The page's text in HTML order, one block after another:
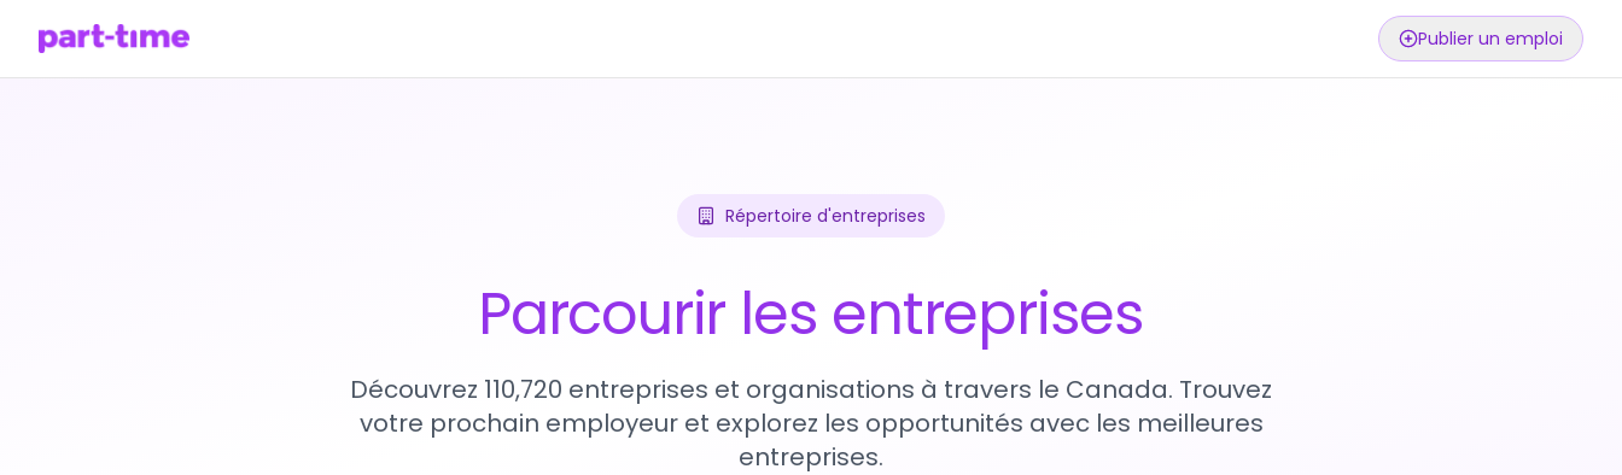
Publier un emploi
Répertoire d'entreprises
Parcourir les entreprises
Découvrez 110,720 entreprises et organisations à travers le Canada. Trouvez
votre prochain employeur et explorez les opportunités avec les meilleures
entreprises.